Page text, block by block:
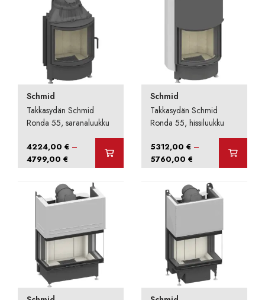
Schmid
Takkasydän Schmid
Ronda 55, saranaluukku
4224,00€ –
4799,00€ Hintaluokka:
4224,00 €
-
4799,00 €
Schmid
Takkasydän Schmid
Ronda 55, hissiluukku
5312,00€ –
5760,00€ Hintaluokka:
5312,00 €
-
5760,00 €